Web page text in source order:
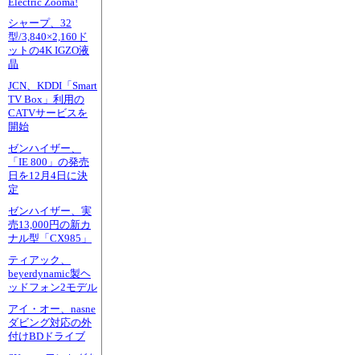
Electric Zooma!
シャープ、32
型/3,840×2,160ド
ットの4K IGZO液
晶
JCN、KDDI「Smart
TV Box」利用の
CATVサービスを
開始
ゼンハイザー、
「IE 800」の発売
日を12月4日に決
定
ゼンハイザー、実
売13,000円の新カ
ナル型「CX985」
ティアック、
beyerdynamic製ヘ
ッドフォン2モデル
アイ・オー、nasne
ダビング対応の外
付けBDドライブ